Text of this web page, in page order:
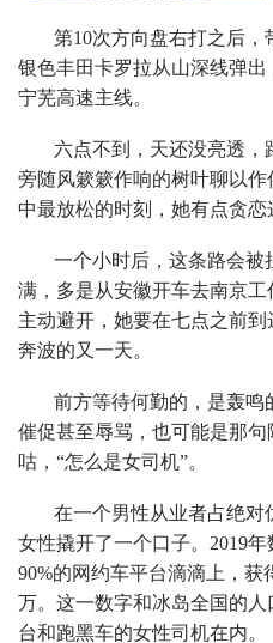
第10次方向盘右打之后
银色丰田卡罗拉从山深线弹
宁芜高速主线。
六点不到，天还没亮透
旁随风簌簌作响的树叶聊以作
中最放松的时刻，她有点贪恋
一个小时后，这条路会被
满，多是从安徽开车去南京
主动避开，她要在七点之前
奔波的又一天。
前方等待何勤的，是轰鸣
催促甚至辱骂，也可能是那
咕，“怎么是女司机”。
在一个男性从业者占绝对
女性撬开了一个口子。2019
90%的网约车平台滴滴上，获
万。这一数字和冰岛全国的
台和跑黑车的女性司机在内。